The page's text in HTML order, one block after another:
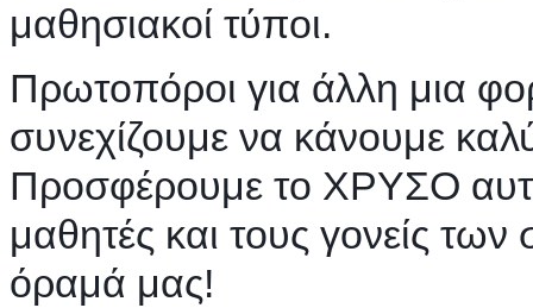
μαθησιακοί τύποι.
Πρωτοπόροι για άλλη μια
συνεχίζουμε να κάνουμε
Προσφέρουμε το ΧΡΥΣΟ
μαθητές και τους γονείς
όραμά μας!